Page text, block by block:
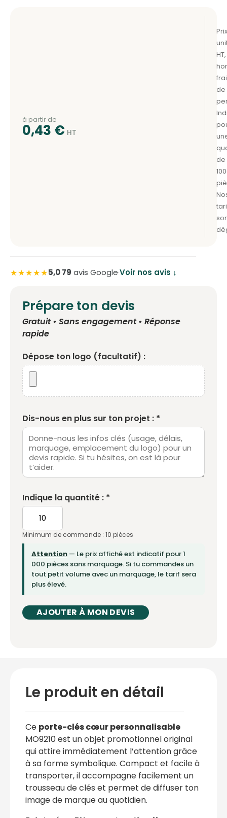
à partir de
0,43 €
★★★★★5,0·79 avis Google·Voir nos avis ↓
Prépare ton devis
Gratuit • Sans engagement • Réponse
rapide
Dépose ton logo (facultatif) :
Dis-nous en plus sur ton projet : *
Indique la quantité : *
Minimum de commande : 10 pièces
Attention — Le prix affiché est indicatif pour 1
000 pièces sans marquage. Si tu commandes un
tout petit volume avec un marquage, le tarif sera
plus élevé.
AJOUTER À MON DEVIS
Le produit en détail
Ce porte-clés cœur personnalisable
MO9210 est un objet promotionnel original
qui attire immédiatement l’attention grâce
à sa forme symbolique. Compact et facile à
transporter, il accompagne facilement un
trousseau de clés et permet de diffuser ton
image de marque au quotidien.